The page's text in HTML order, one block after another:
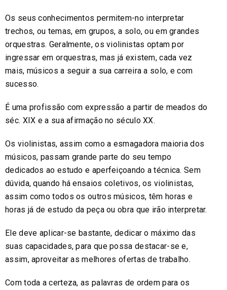
Os seus conhecimentos permitem-no interpretar
trechos, ou temas, em grupos, a solo, ou em grandes
orquestras. Geralmente, os violinistas optam por
ingressar em orquestras, mas já existem, cada vez
mais, músicos a seguir a sua carreira a solo, e com
sucesso.
É uma profissão com expressão a partir de meados do
séc. XIX e a sua afirmação no século XX.
Os violinistas, assim como a esmagadora maioria dos
músicos, passam grande parte do seu tempo
dedicados ao estudo e aperfeiçoando a técnica. Sem
dúvida, quando há ensaios coletivos, os violinistas,
assim como todos os outros músicos, têm horas e
horas já de estudo da peça ou obra que irão interpretar.
Ele deve aplicar-se bastante, dedicar o máximo das
suas capacidades, para que possa destacar-se e,
assim, aproveitar as melhores ofertas de trabalho.
Com toda a certeza, as palavras de ordem para os